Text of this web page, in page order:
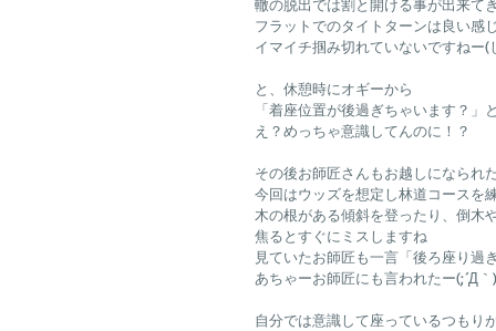
轍の脱出では割と開ける事が出来て
フラットでのタイトターンは良い感
イマイチ掴み切れていないですねー
と、休憩時にオギーから
「着座位置が後過ぎちゃいます？」
え？めっちゃ意識してんのに！？
その後お師匠さんもお越しになられ
今回はウッズを想定し林道コースを
木の根がある傾斜を登ったり、倒木
焦るとすぐにミスしますね
見ていたお師匠も一言「後ろ座り過
あちゃーお師匠にも言われたー(;´Д｀)
自分では意識して座っているつもり